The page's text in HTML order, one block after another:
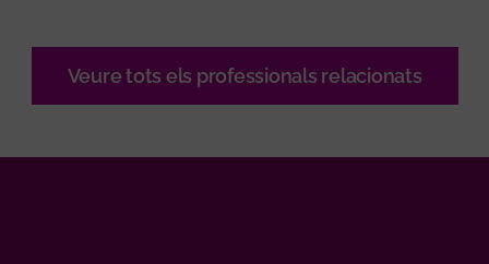
Veure tots els professionals relacionats